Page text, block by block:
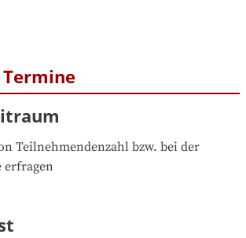
Teilnehmendenzahl bzw. bei der
erfragen